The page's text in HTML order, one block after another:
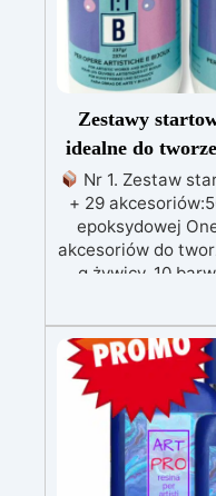
Zestawy
idealne do
Nr 1. Zestaw
+ 29
epoksydowej
akcesoriów do
g żywicy, 10
Nr 2. Zestaw
+ 100
epoksydowej
akcesoriów do
g żywicy, 12
kwiaty,
końcówki do